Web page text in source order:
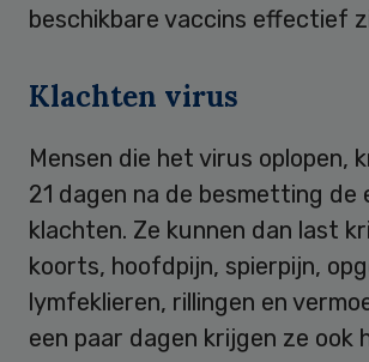
beschikbare vaccins effectief
Klachten virus
Mensen die het virus oplopen,
21 dagen na de besmetting de
klachten. Ze kunnen dan last
koorts, hoofdpijn, spierpijn,
lymfeklieren, rillingen en
een paar dagen krijgen ze ook